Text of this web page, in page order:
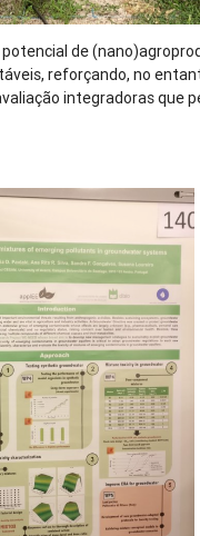
de
reforçando, no
integradoras que